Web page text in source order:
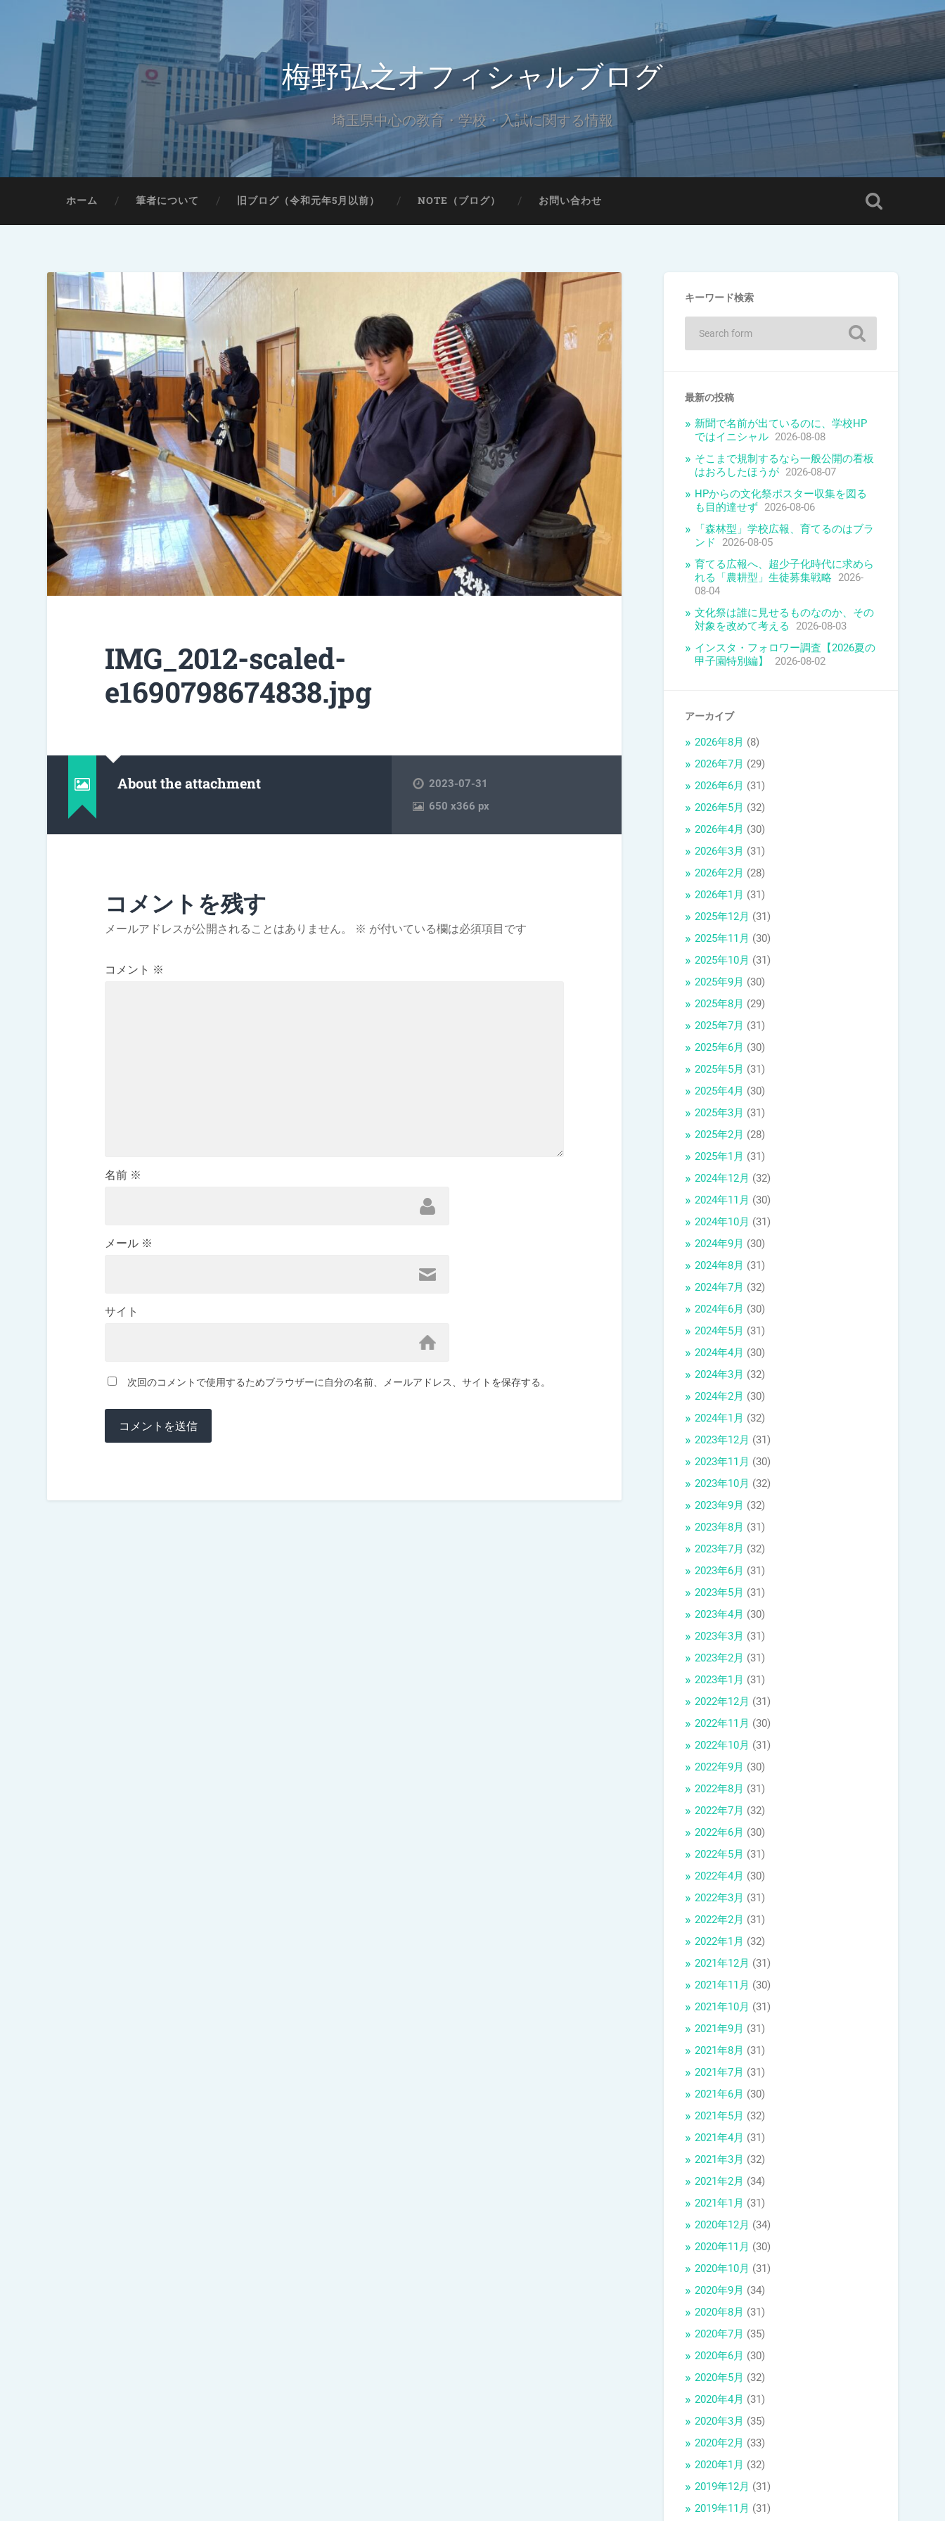
梅野弘之オフィシャルブログ
埼玉県中心の教育・学校・入試に関する情報
ホーム 筆者について 旧ブログ（令和元年5月以前） NOTE（ブログ） お問い合わせ
IMG_2012-scaled-
e1690798674838.jpg
About the attachment
2023-07-31
650x366 px
コメントを残す
メールアドレスが公開されることはありません。 ※ が付いている欄は必須項目です
コメント ※
名前 ※
メール ※
サイト
次回のコメントで使用するためブラウザーに自分の名前、メールアドレス、サイトを保存する。
キーワード検索
最新の投稿
新聞で名前が出ているのに、学校HP
ではイニシャル 2026-08-08
そこまで規制するなら一般公開の看板
はおろしたほうが 2026-08-07
HPからの文化祭ポスター収集を図る
も目的達せず 2026-08-06
「森林型」学校広報、育てるのはブラ
ンド
2026-08-05
育てる広報へ、超少子化時代に求めら
れる「農耕型」生徒募集戦略 2026-
08-04
文化祭は誰に見せるものなのか、その
対象を改めて考える
2026-08-03
インスタ・フォロワー調査【2026夏の
甲子園特別編】
2026-08-02
アーカイブ
2026年8月 (8)
2026年7月 (29)
2026年6月 (31)
2026年5月 (32)
2026年4月 (30)
2026年3月 (31)
2026年2月 (28)
2026年1月 (31)
2025年12月 (31)
2025年11月 (30)
2025年10月 (31)
2025年9月 (30)
2025年8月 (29)
2025年7月 (31)
2025年6月 (30)
2025年5月 (31)
2025年4月 (30)
2025年3月 (31)
2025年2月 (28)
2025年1月 (31)
2024年12月 (32)
2024年11月 (30)
2024年10月 (31)
2024年9月 (30)
2024年8月 (31)
2024年7月 (32)
2024年6月 (30)
2024年5月 (31)
2024年4月 (30)
2024年3月 (32)
2024年2月 (30)
2024年1月 (32)
2023年12月 (31)
2023年11月 (30)
2023年10月 (32)
2023年9月 (32)
2023年8月 (31)
2023年7月 (32)
2023年6月 (31)
2023年5月 (31)
2023年4月 (30)
2023年3月 (31)
2023年2月 (31)
2023年1月 (31)
2022年12月 (31)
2022年11月 (30)
2022年10月 (31)
2022年9月 (30)
2022年8月 (31)
2022年7月 (32)
2022年6月 (30)
2022年5月 (31)
2022年4月 (30)
2022年3月 (31)
2022年2月 (31)
2022年1月 (32)
2021年12月 (31)
2021年11月 (30)
2021年10月 (31)
2021年9月 (31)
2021年8月 (31)
2021年7月 (31)
2021年6月 (30)
2021年5月 (32)
2021年4月 (31)
2021年3月 (32)
2021年2月 (34)
2021年1月 (31)
2020年12月 (34)
2020年11月 (30)
2020年10月 (31)
2020年9月 (34)
2020年8月 (31)
2020年7月 (35)
2020年6月 (30)
2020年5月 (32)
2020年4月 (31)
2020年3月 (35)
2020年2月 (33)
2020年1月 (32)
2019年12月 (31)
2019年11月 (31)